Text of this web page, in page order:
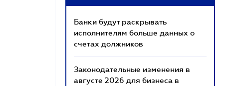
Банки будут раскрывать
исполнителям больше данных о
счетах должников
Законодательные изменения в
августе 2026 для бизнеса в